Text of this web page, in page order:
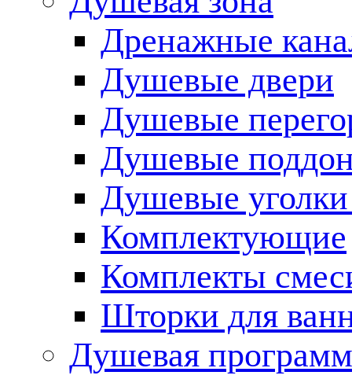
Дренажные
Душевые двери
Душевые
Душевые
Душевые
Комплектующие
Комплекты
Шторки для
Душевая